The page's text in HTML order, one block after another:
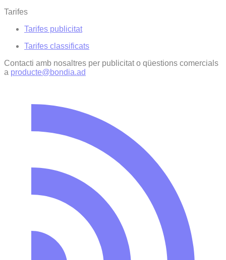
Tarifes
Tarifes publicitat
Tarifes classificats
Contacti amb nosaltres per publicitat o qüestions comercials
a producte@bondia.ad